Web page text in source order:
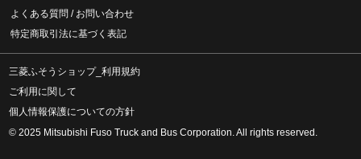
よくある質問 / お問い合わせ
特定商取引法に基づく表記
三菱ふそうショップ_利用規約
ご利用に関して
個人情報保護についての方針
© 2025 Mitsubishi Fuso Truck and Bus Corporation. All rights reserved.